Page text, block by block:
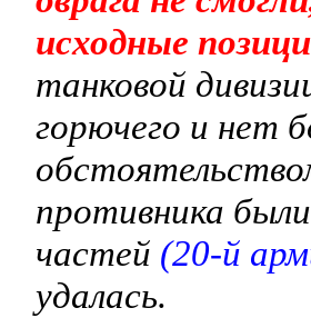
исходные
танковой
горючего и нет
противника
частей (20-й
удалась.